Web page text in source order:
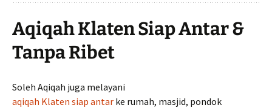
Aqiqah Klaten Siap Antar &
Tanpa Ribet
Soleh Aqiqah juga melayani
aqiqah Klaten siap antar ke rumah, masjid, pondok